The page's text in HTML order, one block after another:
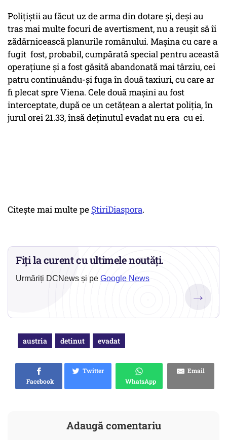
Polițiștii au făcut uz de arma din dotare și, deși au
tras mai multe focuri de avertisment, nu a reușit să îi
zădărnicească planurile românului. Mașina cu care a
fugit fost, probabil, cumpărată special pentru această
operațiune și a fost găsită abandonată mai târziu, cei
patru continuându-și fuga în două taxiuri, cu care ar
fi plecat spre Viena. Cele două mașini au fost
interceptate, după ce un cetățean a alertat poliția, în
jurul orei 21.33, însă deținutul evadat nu era cu ei.
Citește mai multe pe ȘtiriDiaspora.
Fiți la curent cu ultimele noutăți.
Urmăriți DCNews și pe Google News
→
austria detinut evadat
Facebook
Twitter
WhatsApp
Email
Adaugă comentariu